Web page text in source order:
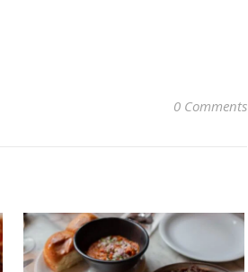
0 Comments